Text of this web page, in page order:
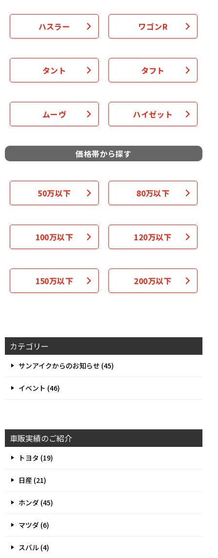
ハスラー ワゴンR
タント タフト
ムーヴ ハイゼット
価格帯から探す
50万以下 80万以下
100万以下 120万以下
150万以下 200万以下
カテゴリー
サンアイクからのお知らせ (45)
イベント (46)
車販実績のご紹介
トヨタ (19)
日産 (21)
ホンダ (45)
マツダ (6)
スバル (4)